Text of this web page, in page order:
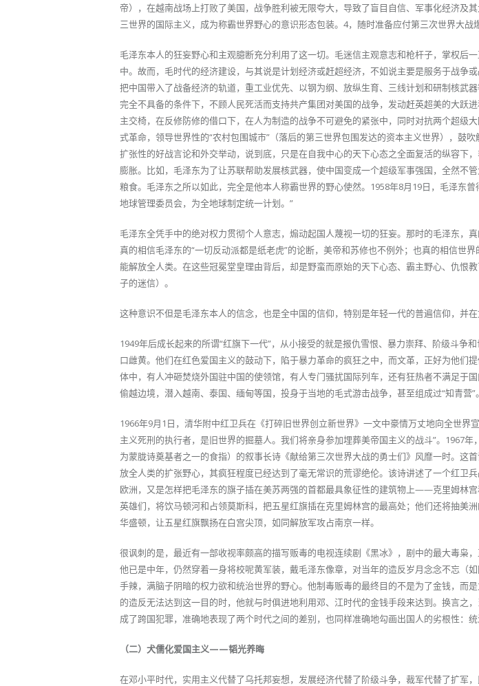
帝），在越南战场上打败了美国，战争胜利被无限夸大，导致了盲目自信、军事化经济及
三世界的国际主义，成为称霸世界野心的意识形态包装。4，随时准备应付第三次世界大战
毛泽东本人的狂妄野心和主观臆断充分利用了这一切。毛迷信主观意志和枪杆子，掌权后
中。故而，毛时代的经济建设，与其说是计划经济或赶超经济，不如说主要是服务于战争
把中国带入了战备经济的轨道，重工业优先、以钢为纲、放纵生育、三线计划和研制核武
完全不具备的条件下，不顾人民死活而支持共产集团对美国的战争，发动赶英超美的大跃
主交椅，在反修防修的借口下，在人为制造的战争不可避免的紧张中，同时对抗两个超级
式革命，领导世界性的“农村包围城市”（落后的第三世界包围发达的资本主义世界），鼓
扩张性的好战言论和外交举动，说到底，只是在自我中心的天下心态之全面复活的纵容下
膨胀。比如，毛泽东为了让苏联帮助发展核武器，使中国变成一个超级军事强国，全然不
粮食。毛泽东之所以如此，完全是他本人称霸世界的野心使然。1958年8月19日，毛泽东
地球管理委员会，为全地球制定统一计划。”
毛泽东全凭手中的绝对权力贯彻个人意志，煽动起国人蔑视一切的狂妄。那时的毛泽东，真
真的相信毛泽东的“一切反动派都是纸老虎”的论断，美帝和苏修也不例外；也真的相信世
能解放全人类。在这些冠冕堂皇理由背后，却是野蛮而原始的天下心态、霸主野心、仇恨
子的迷信）。
这种意识不但是毛泽东本人的信念，也是全中国的信仰，特别是年轻一代的普遍信仰，并在
1949年后成长起来的所谓“红旗下一代”，从小接受的就是报仇雪恨、暴力崇拜、阶级斗争
口雌黄。他们在红色爱国主义的鼓动下，陷于暴力革命的疯狂之中，而文革，正好为他们
体中，有人冲砸焚烧外国驻中国的使领馆，有人专门骚扰国际列车，还有狂热者不满足于
偷越边境，潜入越南、泰国、缅甸等国，投身于当地的毛式游击战争，甚至组成过“知青营”。
1966年9月1日，清华附中红卫兵在《打碎旧世界创立新世界》一文中豪情万丈地向全世界
主义死刑的执行者，是旧世界的掘墓人。我们将亲身参加埋葬美帝国主义的战斗”。1967
为蒙胧诗奠基者之一的食指）的叙事长诗《献给第三次世界大战的勇士们》风靡一时。这
放全人类的扩张野心，其疯狂程度已经达到了毫无常识的荒谬绝伦。该诗讲述了一个红卫
欧洲，又是怎样把毛泽东的旗子插在美苏两强的首都最具象征性的建筑物上——克里姆林
英雄们，将饮马顿河和占领莫斯科，把五星红旗插在克里姆林宫的最高处；他们还将抽美
华盛顿，让五星红旗飘扬在白宫尖顶，如同解放军攻占南京一样。
很讽刺的是，最近有一部收视率颇高的描写贩毒的电视连续剧《黑冰》，剧中的最大毒枭
他已是中年，仍然穿着一身将校呢黄军装，戴毛泽东像章，对当年的造反岁月念念不忘（
手辣，满脑子阴暗的权力欲和统治世界的野心。他制毒贩毒的最终目的不是为了金钱，而
的造反无法达到这一目的时，他就与时俱进地利用邓、江时代的金钱手段来达到。换言之
成了跨国犯罪，准确地表现了两个时代之间的差别，也同样准确地勾画出国人的劣根性：
（二）犬儒化爱国主义——韬光养晦
在邓小平时代，实用主义代替了乌托邦妄想，发展经济代替了阶级斗争，裁军代替了扩军